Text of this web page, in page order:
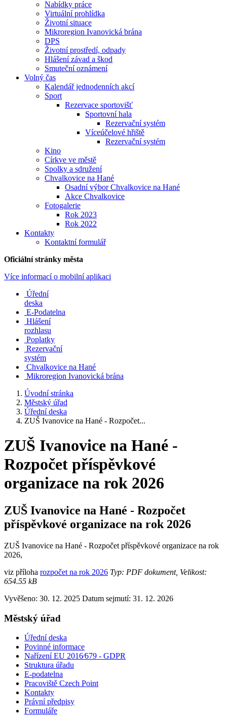
Nabídky práce
Virtuální prohlídka
Životní situace
Mikroregion Ivanovická brána
DPS
Životní prostředí, odpady
Hlášení závad a škod
Smuteční oznámení
Volný čas
Kalendář jednodenních akcí
Sport
Rezervace sportovišť
Sportovní hala
Rezervační systém
Víceúčelové hřiště
Rezervační systém
Kino
Církve ve městě
Spolky a sdružení
Chvalkovice na Hané
Osadní výbor Chvalkovice na Hané
Akce Chvalkovice
Fotogalerie
Rok 2023
Rok 2022
Kontakty
Kontaktní formulář
Oficiální stránky města
Více informací o mobilní aplikaci
Úřední
deska
E-Podatelna
Hlášení
rozhlasu
Poplatky
Rezervační
systém
Chvalkovice na Hané
Mikroregion Ivanovická brána
Úvodní stránka
Městský úřad
Úřední deska
ZUŠ Ivanovice na Hané - Rozpočet...
ZUŠ Ivanovice na Hané -
Rozpočet příspěvkové
organizace na rok 2026
ZUŠ Ivanovice na Hané - Rozpočet
příspěvkové organizace na rok 2026
ZUŠ Ivanovice na Hané - Rozpočet příspěvkové organizace na rok
2026,
viz příloha rozpočet na rok 2026 Typ: PDF dokument, Velikost:
654.55 kB
Vyvěšeno: 30. 12. 2025 Datum sejmutí: 31. 12. 2026
Městský úřad
Úřední deska
Povinné informace
Nařízení EU 2016⁄679 - GDPR
Struktura úřadu
E-podatelna
Pracoviště Czech Point
Kontakty
Právní předpisy
Formuláře